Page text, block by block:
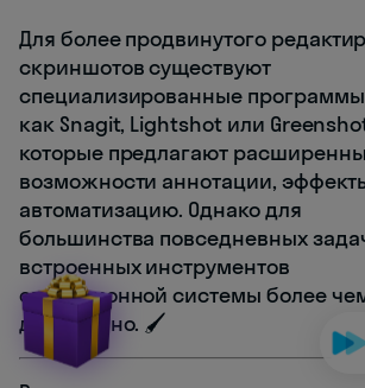
Для более продвинутого
скриншотов существуют
специализированные
как Snagit, Lightshot или
которые предлагают
возможности аннотации,
автоматизацию. Однако для
большинства повседневных
встроенных инструментов
операционной системы более
достаточно. 🖌️